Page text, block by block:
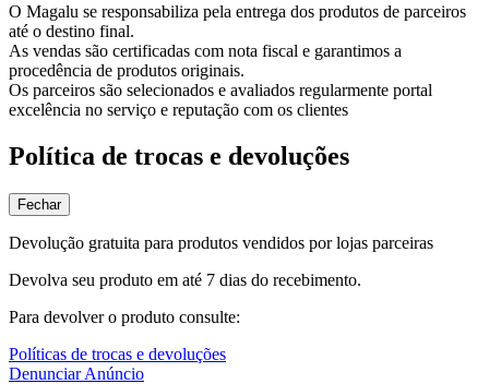
O Magalu se responsabiliza pela entrega dos produtos de parceiros
até o destino final.
As vendas são certificadas com nota fiscal e garantimos a
procedência de produtos originais.
Os parceiros são selecionados e avaliados regularmente portal
excelência no serviço e reputação com os clientes
Política de trocas e devoluções
Fechar
Devolução gratuita para produtos vendidos por lojas parceiras
Devolva seu produto em até 7 dias do recebimento.
Para devolver o produto consulte:
Políticas de trocas e devoluções
Denunciar Anúncio